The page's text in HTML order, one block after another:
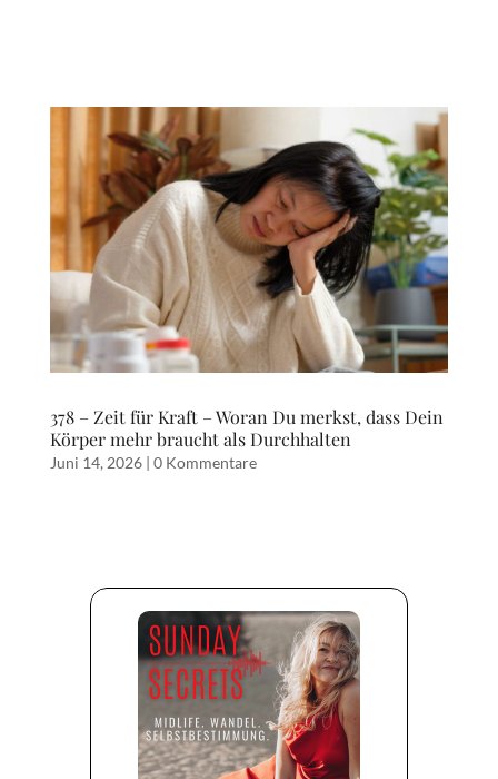
378 – Zeit für Kraft – Woran Du merkst, dass Dein
Körper mehr braucht als Durchhalten
Juni 14, 2026| 0 Kommentare